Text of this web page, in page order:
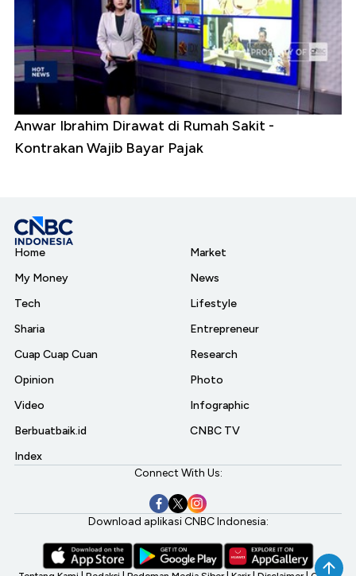
Anwar Ibrahim Dirawat di Rumah Sakit -
Kontrakan Wajib Bayar Pajak
Home
My Money
Tech
Sharia
Cuap Cuap Cuan
Opinion
Video
Berbuatbaik.id
Index
Market
News
Lifestyle
Entrepreneur
Research
Photo
Infographic
CNBC TV
Connect With Us:
Download aplikasi CNBC Indonesia: